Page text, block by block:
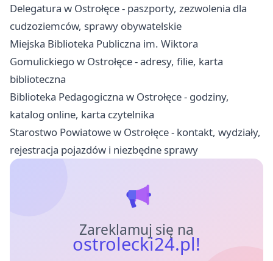
Delegatura w Ostrołęce - paszporty, zezwolenia dla
cudzoziemców, sprawy obywatelskie
Miejska Biblioteka Publiczna im. Wiktora
Gomulickiego w Ostrołęce - adresy, filie, karta
biblioteczna
Biblioteka Pedagogiczna w Ostrołęce - godziny,
katalog online, karta czytelnika
Starostwo Powiatowe w Ostrołęce - kontakt, wydziały,
rejestracja pojazdów i niezbędne sprawy
Zareklamuj się na
ostrolecki24.pl!